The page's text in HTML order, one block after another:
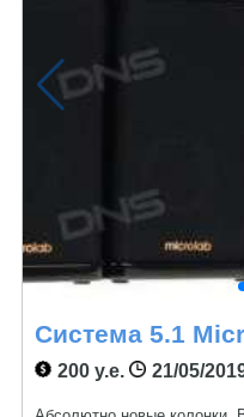
Система 5.1
200 у.е. 21/05/